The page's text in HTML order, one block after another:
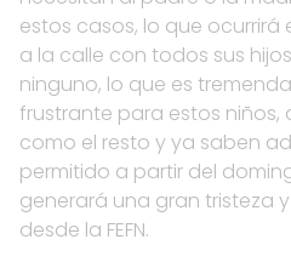
estos casos, lo que ocurrirá
a la calle con todos sus
ninguno, lo que es
frustrante para estos niños,
como el resto y ya saben
permitido a partir del
generará una gran tristeza
desde la FEFN.